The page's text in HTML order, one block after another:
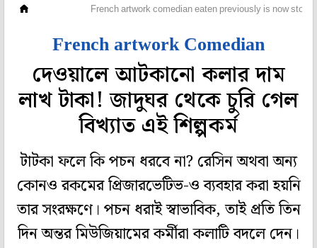
French artwork comedian eaten previously is now stolen
French artwork Comedian
দেওয়ালে আটকানো কলার দাম
লাখ টাকা! জাদুঘর থেকে চুরি গেল
বিখ্যাত এই শিল্পকর্ম
টাটকা ফলে কি পচন ধরবে না? রেসিন অথবা অন্য
কোনও রকমের প্রিজারভেটিভ-ও ব্যবহার করা হয়নি
তার সংরক্ষণে। পচন ধরাই স্বাভাবিক, তাই প্রতি তিন
দিন অন্তর মিউজিয়ামের কর্মীরা কলাটি বদলে দেন।